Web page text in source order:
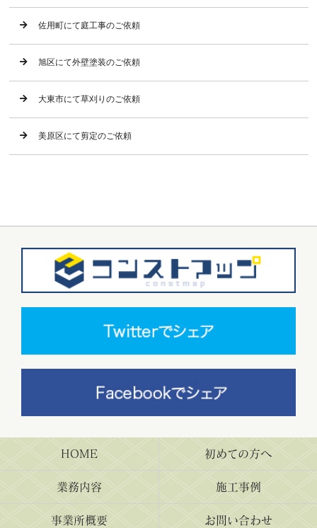
佐用町にて庭工事のご依頼
旭区にて外壁塗装のご依頼
大東市にて草刈りのご依頼
美原区にて剪定のご依頼
HOME 初めての方へ
業務内容 施工事例
事業所概要 お問い合わせ